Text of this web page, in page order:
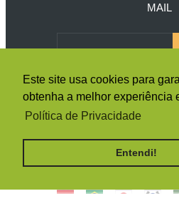
Este site usa cookies para
obtenha a melhor experiência
Política de Privacidade
Entendi!
MAIL